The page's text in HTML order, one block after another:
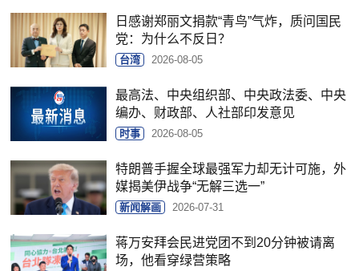
日感谢郑丽文捐款“青鸟”气炸，质问国民
党：为什么不反日？
台湾 2026-08-05
最高法、中央组织部、中央政法委、中央
编办、财政部、人社部印发意见
时事 2026-08-05
特朗普手握全球最强军力却无计可施，外
媒揭美伊战争“无解三选一”
新闻解画 2026-07-31
蒋万安拜会民进党团不到20分钟被请离
场，他看穿绿营策略